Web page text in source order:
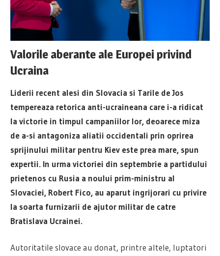
Valorile aberante ale Europei privind
Ucraina
Liderii recent alesi din Slovacia si Tarile de Jos
tempereaza retorica anti-ucraineana care i-a ridicat
la victorie in timpul campaniilor lor, deoarece miza
de a-si antagoniza aliatii occidentali prin oprirea
sprijinului militar pentru Kiev este prea mare, spun
expertii. In urma victoriei din septembrie a partidului
prietenos cu Rusia a noului prim-ministru al
Slovaciei, Robert Fico, au aparut ingrijorari cu privire
la soarta furnizarii de ajutor militar de catre
Bratislava Ucrainei.
Autoritatile slovace au donat, printre altele, luptatori